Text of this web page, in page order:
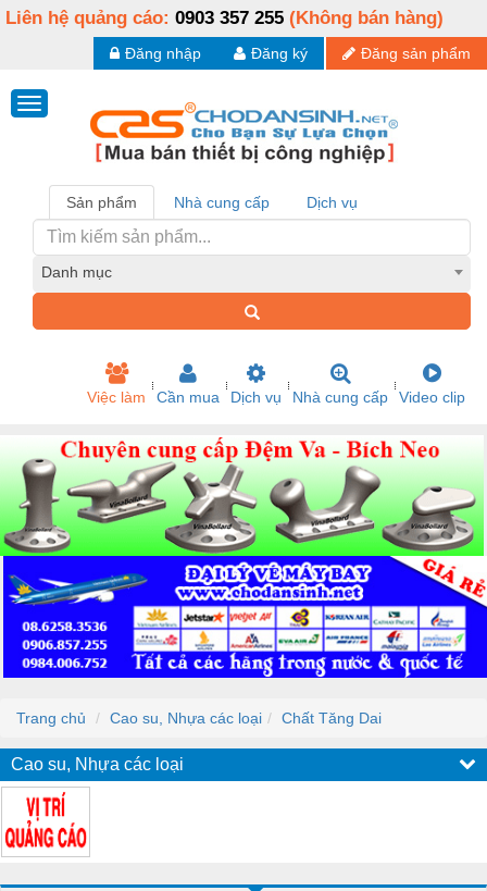
Liên hệ quảng cáo: 0903 357 255 (Không bán hàng)
Đăng sản phẩm
Đăng ký
Đăng nhập
Sản phẩm Nhà cung cấp Dịch vụ
Danh mục
Việc làm Cần mua Dịch vụ Nhà cung cấp Video clip
Trang chủ Cao su, Nhựa các loại Chất Tăng Dai
Cao su, Nhựa các loại